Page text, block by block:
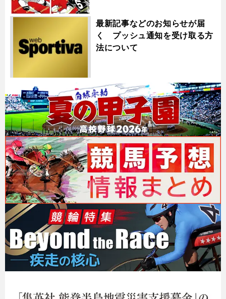
最新記事などのお知らせが届
く プッシュ通知を受け取る方
法について